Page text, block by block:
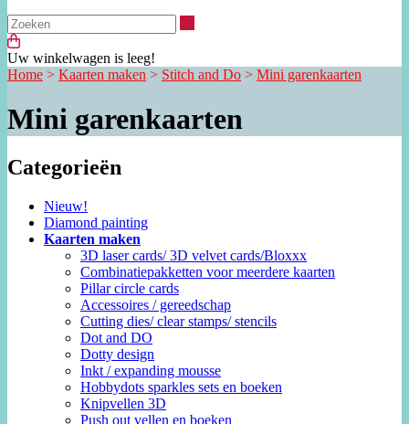
Uw winkelwagen is leeg!
Home > Kaarten maken > Stitch and Do > Mini garenkaarten
Mini garenkaarten
Categorieën
Nieuw!
Diamond painting
Kaarten maken
3D laser cards/ 3D velvet cards/Bloxxx
Combinatiepakketten voor meerdere kaarten
Pillar circle cards
Accessoires / gereedschap
Cutting dies/ clear stamps/ stencils
Dot and DO
Dotty design
Inkt / expanding mousse
Hobbydots sparkles sets en boeken
Knipvellen 3D
Push out vellen en boeken